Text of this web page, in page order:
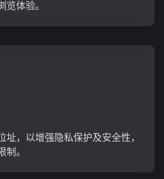
览体验。
址，以增强隐私保护及安全性，
制。